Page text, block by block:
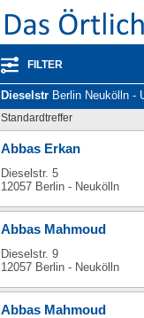
FILTER
Dieselstr Berlin Neukölln -
Standardtreffer
Abbas Erkan
Dieselstr. 5
12057 Berlin - Neukölln
Abbas Mahmoud
Dieselstr. 9
12057 Berlin - Neukölln
Abbas Mahmoud